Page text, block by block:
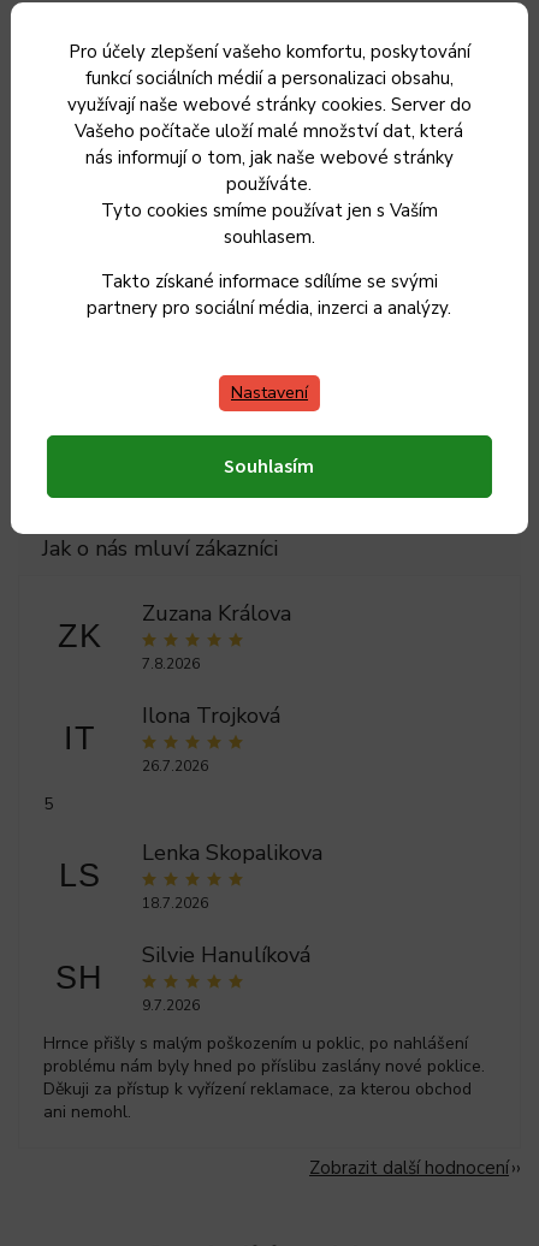
Pro účely zlepšení vašeho komfortu, poskytování
funkcí sociálních médií a personalizaci obsahu,
využívají naše webové stránky cookies. Server do
Vašeho počítače uloží malé množství dat, která
nás informují o tom, jak naše webové stránky
používáte.
Tyto cookies smíme používat jen s Vaším
souhlasem.
Takto získané informace sdílíme se svými
partnery pro sociální média, inzerci a analýzy.
Nastavení
Souhlasím
Dřevěné kuchyňské prkénko KOLIMAX - hranaté, 30,5 x
Skladem
Do košíku
ZK
Zuzana Králova
7.8.2026
IT
Ilona Trojková
26.7.2026
5
LS
Lenka Skopalikova
18.7.2026
SH
Silvie Hanulíková
9.7.2026
Hrnce přišly s malým poškozením u poklic, po nahlášení
problému nám byly hned po příslibu zaslány nové poklice.
Děkuji za přístup k vyřízení reklamace, za kterou obchod
ani nemohl.
Zobrazit další hodnocení